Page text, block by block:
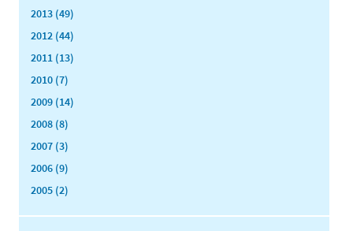
2013 (49)
2012 (44)
2011 (13)
2010 (7)
2009 (14)
2008 (8)
2007 (3)
2006 (9)
2005 (2)